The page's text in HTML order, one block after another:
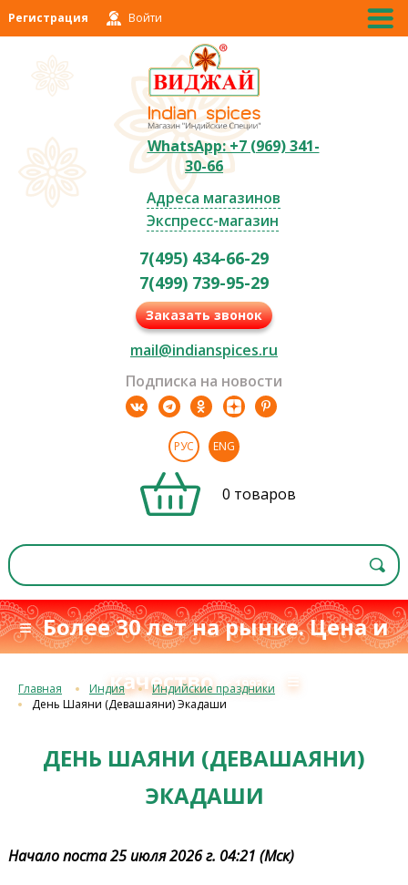
Регистрация Войти
WhatsApp: +7 (969) 341-
30-66
Адреса магазинов
Экспресс-магазин
7(495) 434-66-29
7(499) 739-95-29
Заказать звонок
mail@indianspices.ru
Подписка на новости
РУС ENG
0 товаров
≡ Более 30 лет на рынке. Цена и
качествос 1993 г. ≡
Главная Индия
Индийские праздники
День Шаяни (Девашаяни) Экадаши
ДЕНЬ ШАЯНИ (ДЕВАШАЯНИ)
ЭКАДАШИ
Начало поста 25 июля 2026 г. 04:21 (Мск)